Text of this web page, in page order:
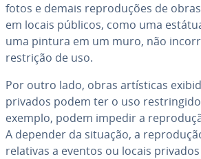
fotos e demais re­pro­du­ções de
em locais públicos, como uma
uma pintura em um muro, não
restrição de uso.
Por outro lado, obras ar­tís­ti­cas
privados podem ter o uso
exemplo, podem impedir a
A depender da situação, a
relativas a eventos ou locais